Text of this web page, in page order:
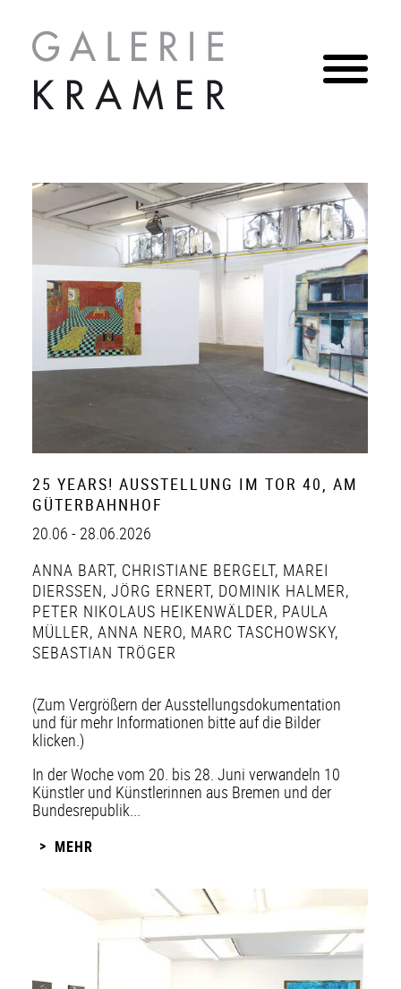
25 YEARS! AUSSTELLUNG IM TOR 40, AM
GÜTERBAHNHOF
20.06 - 28.06.2026
ANNA BART, CHRISTIANE BERGELT, MAREI
DIERSSEN , JÖRG ERNERT, DOMINIK HALMER,
PETER NIKOLAUS HEIKENWÄLDER, PAULA
MÜLLER, ANNA NERO, MARC TASCHOWSKY,
SEBASTIAN TRÖGER
(Zum Vergrößern der Ausstellungsdokumentation
und für mehr Informationen bitte auf die Bilder
klicken.)
In der Woche vom 20. bis 28. Juni verwandeln 10
Künstler und Künstlerinnen aus Bremen und der
Bundesrepublik...
MEHR